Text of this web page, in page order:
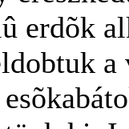
erdõk